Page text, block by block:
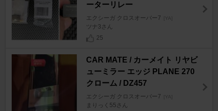
ーターリレー
エクシーガ クロスオーバー7 [YA]
ツナ3さん
25
CAR MATE / カーメイト リヤビ
ューミラー エッジ PLANE 270
クローム / DZ457
エクシーガ クロスオーバー7 [YA]
まりっく55さん